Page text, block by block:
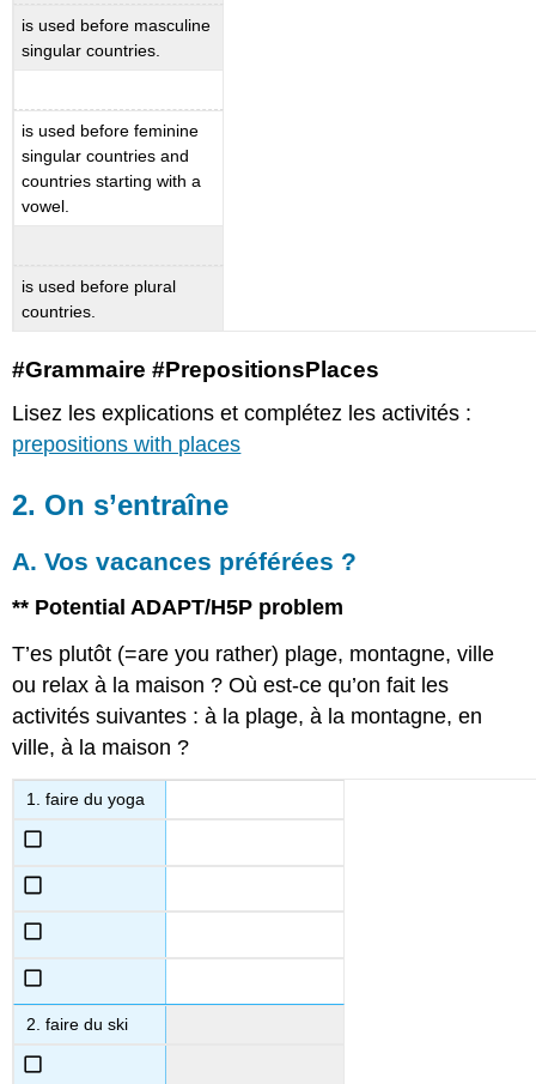
is used before masculine
singular countries.
is used before feminine
singular countries and
countries starting with a
vowel.
is used before plural
countries.
#Grammaire #PrepositionsPlaces
Lisez les explications et complétez les activités :
prepositions with places
2. On s’entraîne
A. Vos vacances préférées ?
** Potential ADAPT/H5P problem
T’es plutôt (=are you rather) plage, montagne, ville
ou relax à la maison ? Où est-ce qu’on fait les
activités suivantes : à la plage, à la montagne, en
ville, à la maison ?
faire du yoga
faire du ski